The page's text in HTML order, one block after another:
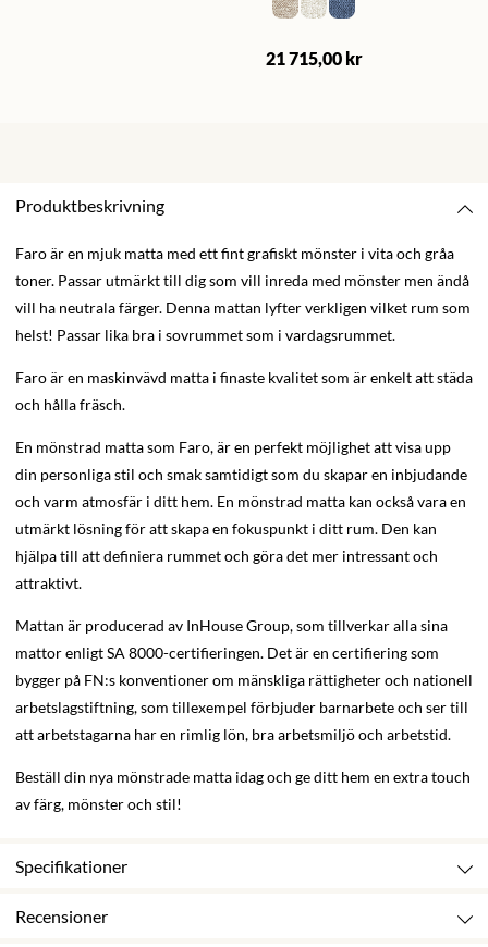
21 715,00 kr
Produktbeskrivning
Faro är en mjuk matta med ett fint grafiskt mönster i vita och gråa
toner. Passar utmärkt till dig som vill inreda med mönster men ändå
vill ha neutrala färger. Denna mattan lyfter verkligen vilket rum som
helst! Passar lika bra i sovrummet som i vardagsrummet.
Faro är en maskinvävd matta i finaste kvalitet som är enkelt att städa
och hålla fräsch.
En mönstrad matta som Faro, är en perfekt möjlighet att visa upp
din personliga stil och smak samtidigt som du skapar en inbjudande
och varm atmosfär i ditt hem. En mönstrad matta kan också vara en
utmärkt lösning för att skapa en fokuspunkt i ditt rum. Den kan
hjälpa till att definiera rummet och göra det mer intressant och
attraktivt.
Mattan är producerad av InHouse Group, som tillverkar alla sina
mattor enligt SA 8000-certifieringen. Det är en certifiering som
bygger på FN:s konventioner om mänskliga rättigheter och nationell
arbetslagstiftning, som tillexempel förbjuder barnarbete och ser till
att arbetstagarna har en rimlig lön, bra arbetsmiljö och arbetstid.
Beställ din nya mönstrade matta idag och ge ditt hem en extra touch
av färg, mönster och stil!
Specifikationer
Recensioner